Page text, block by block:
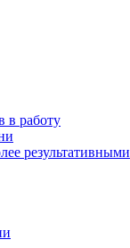
в работу
результативными